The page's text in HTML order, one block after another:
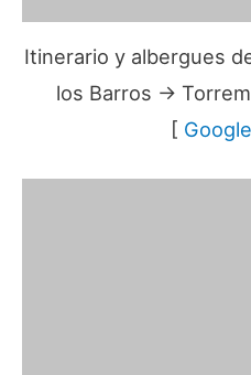
Itinerario y albergues
los Barros →
[